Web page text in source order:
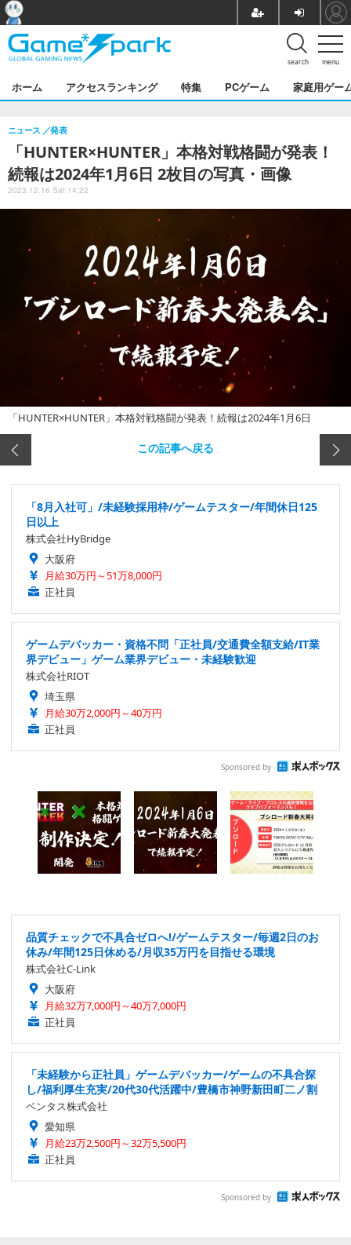
menu
search
ホーム アクセスランキング 特集 PCゲーム 家庭用ゲー
「HUNTER×HUNTER」本格対戦格闘が発表！
続報は2024年1月6日 2枚目の写真・画像
ニュース 発表
2023.12.16 Sat 14:22
「HUNTER×HUNTER」本格対戦格闘が発表！続報は2024年1月6日
この記事へ戻る
「8月入社可」/未経験採用枠/ゲームテスター/年間休日125
日以上
株式会社HyBridge
大阪府
月給30万円～51万8,000円
正社員
ゲームデバッカー・資格不問「正社員/交通費全額支給/IT業
界デビュー」ゲーム業界デビュー・未経験歓迎
株式会社RIOT
埼玉県
月給30万2,000円～40万円
正社員
Sponsored by
品質チェックで不具合ゼロへ!/ゲームテスター/毎週2日のお
休み/年間125日休める/月収35万円を目指せる環境
株式会社C-Link
大阪府
月給32万7,000円～40万7,000円
正社員
「未経験から正社員」ゲームデバッカー/ゲームの不具合探
し/福利厚生充実/20代30代活躍中/豊橋市神野新田町二ノ割
ベンタス株式会社
愛知県
月給23万2,500円～32万5,500円
正社員
Sponsored by